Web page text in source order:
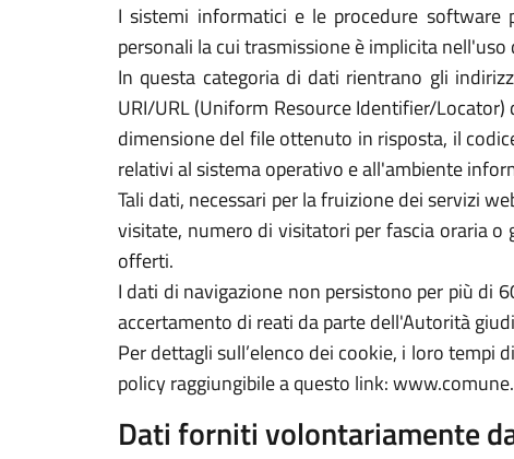
I sistemi informatici e le procedure software
personali la cui trasmissione è implicita
In questa categoria di dati rientrano gli
URI/URL (Uniform Resource Identifier/
dimensione del file ottenuto in risposta, il
relativi al sistema operativo e all'ambiente
Tali dati, necessari per la fruizione dei servizi
visitate, numero di visitatori per fascia oraria
offerti.
I dati di navigazione non persistono per più di
accertamento di reati da parte dell'Autorità
Per dettagli sull’elenco dei cookie, i loro tempi
policy raggiungibile a questo link:
Dati forniti volontariamente